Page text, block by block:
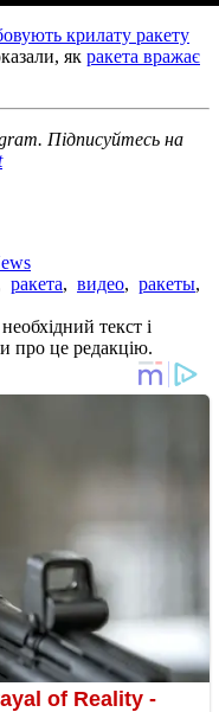
крилату ракету
як ракета вражає
Підписуйтесь на
ракета, видео, ракеты,
текст і
про це редакцію.